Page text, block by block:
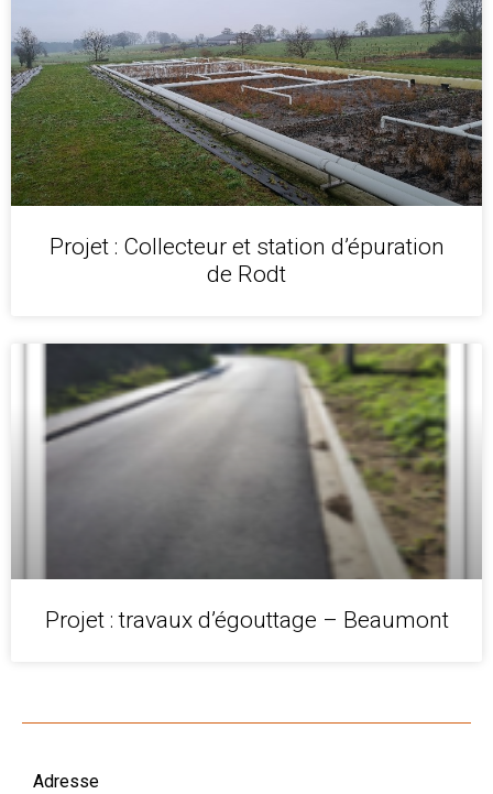
Projet : Collecteur et station d’épuration
de Rodt
Projet : travaux d’égouttage – Beaumont
Adresse